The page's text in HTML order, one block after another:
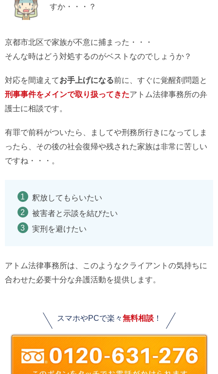
すか・・・？
京都市北区で家族が不意に捕まった・・・
そんな時はどう対処するのがベストなのでしょうか？
対応を間違えてお手上げになる前に、すぐに覚醒剤問題と
刑事事件をメインで取り扱ってきたアトム法律事務所の弁
護士に相談です。
有罪で前科がついたら、ましてや刑務所行きになってしま
ったら、その後の社会復帰や残された家族は非常に苦しい
ですね・・・。
釈放してもらいたい
被害者と示談を結びたい
実刑を避けたい
アトム法律事務所は、このようなクライアントの気持ちに
合わせた必要十分な弁護活動を提供します。
スマホやPCで楽々無料相談！